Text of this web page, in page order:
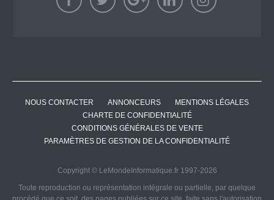
NOUS CONTACTER ANNONCEURS
MENTIONS LÉGALES
CHARTE DE CONFIDENTIALITÉ
CONDITIONS GÉNÉRALES DE VENTE
PARAMÈTRES DE GESTION DE LA CONFIDENTIALITÉ
Copyright © LeMondeInformatique.fr 1997-2026
Toute reproduction ou représentation intégrale ou partielle, par quelque